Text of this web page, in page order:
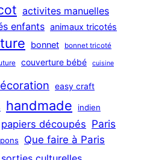
activites manuelles
enfants animaux tricotés
bonnet bonnet tricoté
couverture bébé cuisine
easy craft
handmade indien
papiers découpés Paris
Que faire à Paris